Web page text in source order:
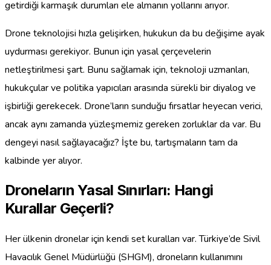
getirdiği karmaşık durumları ele almanın yollarını arıyor.
Drone teknolojisi hızla gelişirken, hukukun da bu değişime ayak
uydurması gerekiyor. Bunun için yasal çerçevelerin
netleştirilmesi şart. Bunu sağlamak için, teknoloji uzmanları,
hukukçular ve politika yapıcıları arasında sürekli bir diyalog ve
işbirliği gerekecek. Drone’ların sunduğu fırsatlar heyecan verici,
ancak aynı zamanda yüzleşmemiz gereken zorluklar da var. Bu
dengeyi nasıl sağlayacağız? İşte bu, tartışmaların tam da
kalbinde yer alıyor.
Droneların Yasal Sınırları: Hangi
Kurallar Geçerli?
Her ülkenin dronelar için kendi set kuralları var. Türkiye’de Sivil
Havacılık Genel Müdürlüğü (SHGM), droneların kullanımını